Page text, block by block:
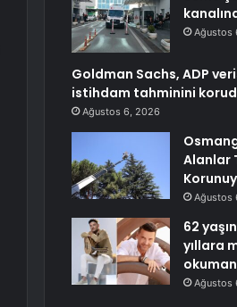
Ağustos
Goldman Sachs, ADP
istihdam tahminini
Ağustos 6, 2026
Alanlar
Ağustos
62
yıllara
Ağustos